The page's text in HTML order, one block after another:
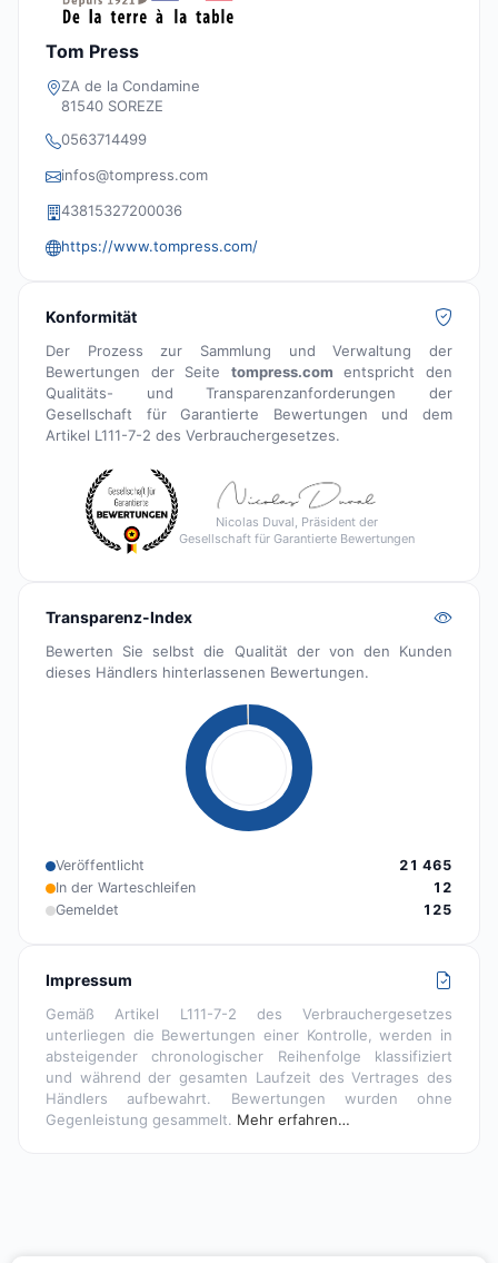
Tom Press
ZA de la Condamine
81540 SOREZE
0563714499
infos@tompress.com
43815327200036
https://www.tompress.com/
Konformität
Der Prozess zur Sammlung und Verwaltung der
Bewertungen der Seite tompress.com entspricht den
Qualitäts- und Transparenzanforderungen der
Gesellschaft für Garantierte Bewertungen und dem
Artikel L111-7-2 des Verbrauchergesetzes.
Nicolas Duval, Präsident der
Gesellschaft für Garantierte Bewertungen
Transparenz-Index
Bewerten Sie selbst die Qualität der von den Kunden
dieses Händlers hinterlassenen Bewertungen.
Veröffentlicht
21 465
In der Warteschleifen
12
Gemeldet
125
Impressum
Gemäß Artikel L111-7-2 des Verbrauchergesetzes
unterliegen die Bewertungen einer Kontrolle, werden in
absteigender chronologischer Reihenfolge klassifiziert
und während der gesamten Laufzeit des Vertrages des
Händlers aufbewahrt. Bewertungen wurden ohne
Gegenleistung gesammelt. Mehr erfahren…